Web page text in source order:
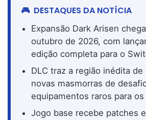
DESTAQUES DA NOTÍCIA
Expansão Dark Arisen
outubro de 2026, com
edição completa para o
DLC traz a região inédita de
novas masmorras de
equipamentos raros para os
Jogo base recebe patches